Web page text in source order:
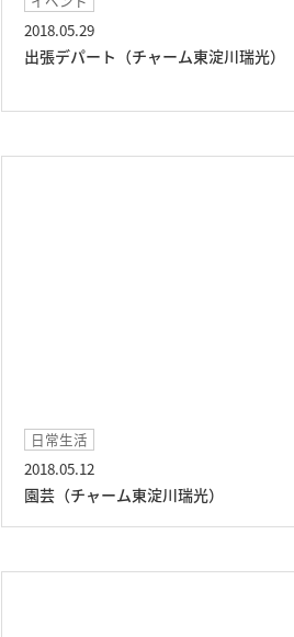
2018.05.29
出張デパート（チャーム東淀川瑞光）
日常生活
2018.05.12
園芸（チャーム東淀川瑞光）